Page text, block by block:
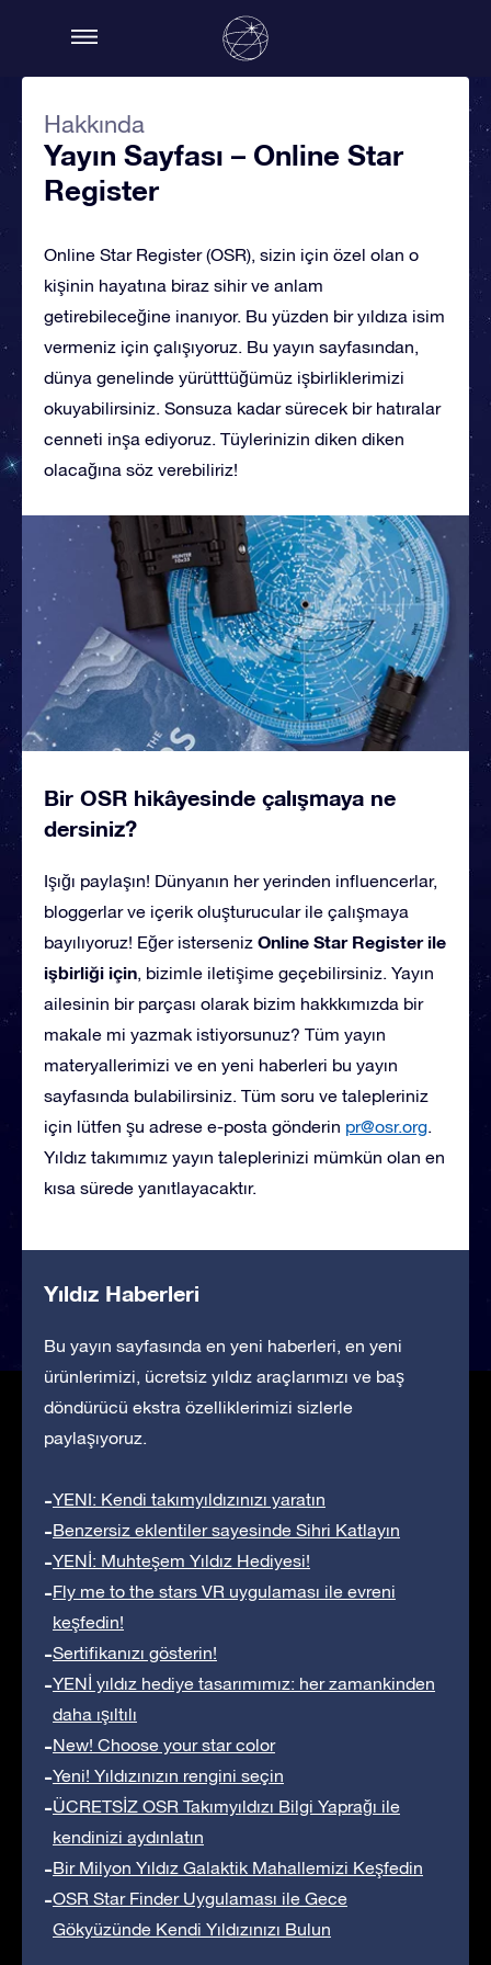
Hakkında
Yayın Sayfası – Online Star
Register
Online Star Register (OSR), sizin için özel olan o
kişinin hayatına biraz sihir ve anlam
getirebileceğine inanıyor. Bu yüzden bir yıldıza isim
vermeniz için çalışıyoruz. Bu yayın sayfasından,
dünya genelinde yürütttüğümüz işbirliklerimizi
okuyabilirsiniz. Sonsuza kadar sürecek bir hatıralar
cenneti inşa ediyoruz. Tüylerinizin diken diken
olacağına söz verebiliriz!
Bir OSR hikâyesinde çalışmaya ne
dersiniz?
Işığı paylaşın! Dünyanın her yerinden influencerlar,
bloggerlar ve içerik oluşturucular ile çalışmaya
bayılıyoruz! Eğer isterseniz Online Star Register ile
işbirliği için, bizimle iletişime geçebilirsiniz. Yayın
ailesinin bir parçası olarak bizim hakkkımızda bir
makale mi yazmak istiyorsunuz? Tüm yayın
materyallerimizi ve en yeni haberleri bu yayın
sayfasında bulabilirsiniz. Tüm soru ve talepleriniz
için lütfen şu adrese e-posta gönderin pr@osr.org.
Yıldız takımımız yayın taleplerinizi mümkün olan en
kısa sürede yanıtlayacaktır.
Yıldız Haberleri
Bu yayın sayfasında en yeni haberleri, en yeni
ürünlerimizi, ücretsiz yıldız araçlarımızı ve baş
döndürücü ekstra özelliklerimizi sizlerle
paylaşıyoruz.
YENI: Kendi takımyıldızınızı yaratın
Benzersiz eklentiler sayesinde Sihri Katlayın
YENİ: Muhteşem Yıldız Hediyesi!
Fly me to the stars VR uygulaması ile evreni
keşfedin!
Sertifikanızı gösterin!
YENİ yıldız hediye tasarımımız: her zamankinden
daha ışıltılı
New! Choose your star color
Yeni! Yıldızınızın rengini seçin
ÜCRETSİZ OSR Takımyıldızı Bilgi Yaprağı ile
kendinizi aydınlatın
Bir Milyon Yıldız Galaktik Mahallemizi Keşfedin
OSR Star Finder Uygulaması ile Gece
Gökyüzünde Kendi Yıldızınızı Bulun